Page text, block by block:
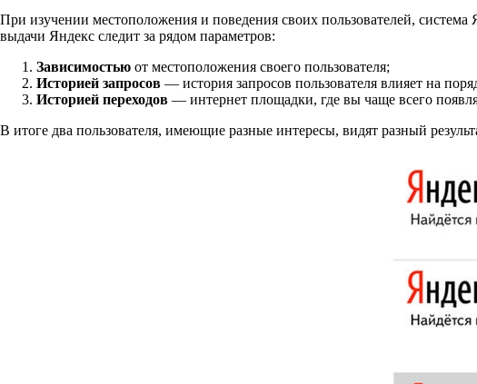
При изучении местоположения и поведения своих пользователей,
выдачи Яндекс следит за рядом параметров:
Зависимостью от местоположения своего пользователя;
Историей запросов — история запросов пользователя влияет на
Историей переходов — интернет площадки, где вы чаще всего
В итоге два пользователя, имеющие разные интересы, видят разный